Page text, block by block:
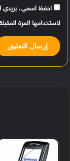
احفظ اسمي، بريدي
لاستخدامها المرة